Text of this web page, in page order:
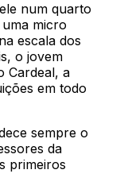
num quarto
micro
escala dos
o jovem
Cardeal, a
em todo
sempre o
da
primeiros